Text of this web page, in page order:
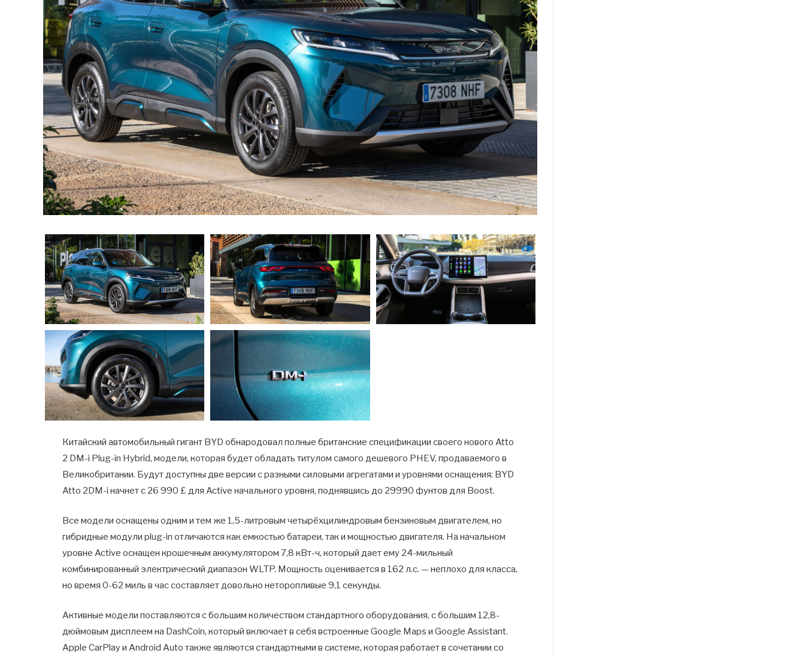
Китайский автомобильный гигант BYD обнародовал полные британские спецификации своего нового Atto
2 DM-i Plug-in Hybrid, модели, которая будет обладать титулом самого дешевого PHEV, продаваемого в
Великобритании. Будут доступны две версии с разными силовыми агрегатами и уровнями оснащения: BYD
Atto 2DM-i начнет с 26 990 £ для Active начального уровня, поднявшись до 29990 фунтов для Boost.
Все модели оснащены одним и тем же 1,5-литровым четырёхцилиндровым бензиновым двигателем, но
гибридные модули plug-in отличаются как емкостью батареи, так и мощностью двигателя. На начальном
уровне Active оснащен крошечным аккумулятором 7,8 кВт-ч, который дает ему 24-мильный
комбинированный электрический диапазон WLTP. Мощность оценивается в 162 л.с. — неплохо для класса,
но время 0-62 миль в час составляет довольно неторопливые 9,1 секунды.
Активные модели поставляются с большим количеством стандартного оборудования, с большим 12,8-
дюймовым дисплеем на DashCoin, который включает в себя встроенные Google Maps и Google Assistant.
Apple CarPlay и Android Auto также являются стандартными в системе, которая работает в сочетании со